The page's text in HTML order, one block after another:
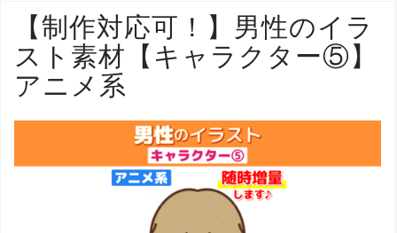
【制作対応可！】男性のイラ
スト素材【キャラクター⑤】
アニメ系